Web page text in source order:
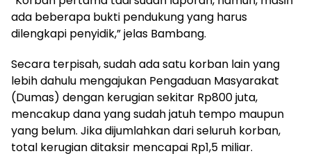
ada beberapa bukti pendukung yang harus
dilengkapi penyidik,” jelas Bambang.
​Secara terpisah, sudah ada satu korban lain yang
lebih dahulu mengajukan Pengaduan Masyarakat
(Dumas) dengan kerugian sekitar Rp800 juta,
mencakup dana yang sudah jatuh tempo maupun
yang belum. Jika dijumlahkan dari seluruh korban,
total kerugian ditaksir mencapai Rp1,5 miliar.